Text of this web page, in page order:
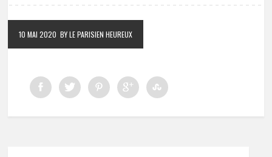
10 MAI 2020 BY LE PARISIEN HEUREUX